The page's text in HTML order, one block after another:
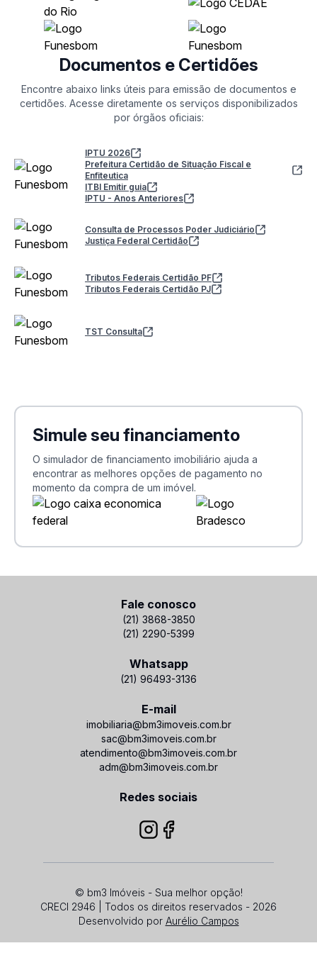
Documentos e Certidões
Encontre abaixo links úteis para emissão de documentos e
certidões. Acesse diretamente os serviços disponibilizados
por órgãos oficiais:
IPTU 2026
Prefeitura Certidão de Situação Fiscal e
Enfiteutica
ITBI Emitir guia
IPTU - Anos Anteriores
Consulta de Processos Poder Judiciário
Justiça Federal Certidão
Tributos Federais Certidão PF
Tributos Federais Certidão PJ
TST Consulta
Simule seu financiamento
O simulador de financiamento imobiliário ajuda a
encontrar as melhores opções de pagamento no
momento da compra de um imóvel.
Fale conosco
(21) 3868-3850
(21) 2290-5399
Whatsapp
(21) 96493-3136
E-mail
imobiliaria@bm3imoveis.com.br
sac@bm3imoveis.com.br
atendimento@bm3imoveis.com.br
adm@bm3imoveis.com.br
Redes sociais
© bm3 Imóveis - Sua melhor opção!
CRECI 2946 | Todos os direitos reservados - 2026
Desenvolvido por Aurélio Campos